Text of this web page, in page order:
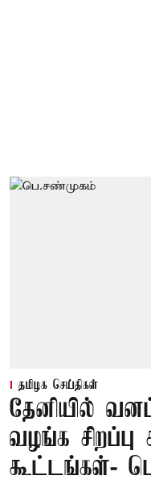
தமிழக செய்திகள்
தேனியில்
வழங்க சிறப்பு
கூட்டங்கள்-